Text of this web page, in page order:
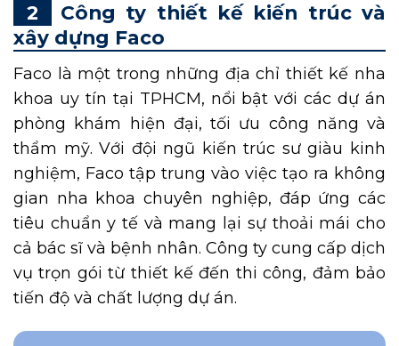
Công ty thiết kế kiến trúc và
xây dựng Faco
Faco là một trong những địa chỉ thiết kế nha
khoa uy tín tại TPHCM, nổi bật với các dự án
phòng khám hiện đại, tối ưu công năng và
thẩm mỹ. Với đội ngũ kiến trúc sư giàu kinh
nghiệm, Faco tập trung vào việc tạo ra không
gian nha khoa chuyên nghiệp, đáp ứng các
tiêu chuẩn y tế và mang lại sự thoải mái cho
cả bác sĩ và bệnh nhân. Công ty cung cấp dịch
vụ trọn gói từ thiết kế đến thi công, đảm bảo
tiến độ và chất lượng dự án.